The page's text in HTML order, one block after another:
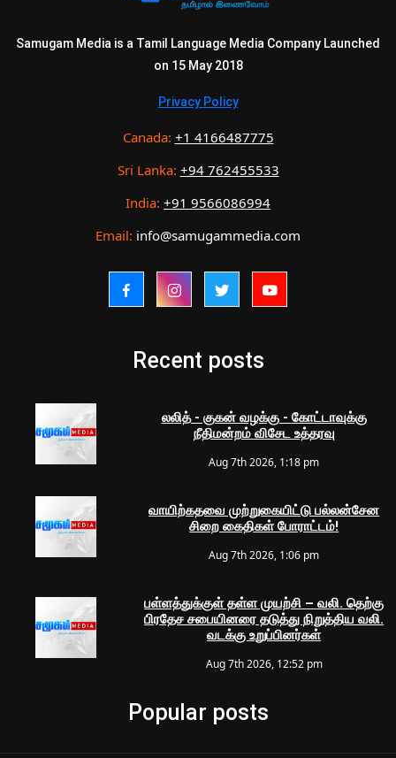
Samugam Media is a Tamil Language Media Company Launched
on 15 May 2018
Privacy Policy
Canada: +1 4166487775
Sri Lanka: +94 762455533
India: +91 9566086994
Email: info@samugammedia.com
Recent posts
லலித் - குகன் வழக்கு - கோட்டாவுக்கு
நீதிமன்றம் விசேட உத்தரவு
Aug 7th 2026, 1:18 pm
வாயிற்கதவை முற்றுகையிட்டு பல்லன்சேன
சிறை கைதிகள் போராட்டம்!
Aug 7th 2026, 1:06 pm
பள்ளத்துக்குள் தள்ள முயற்சி – வலி. தெற்கு
பிரதேச சபையினரை தடுத்து நிறுத்திய வலி.
வடக்கு உறுப்பினர்கள்
Aug 7th 2026, 12:52 pm
Popular posts